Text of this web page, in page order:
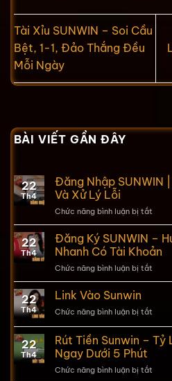
Tài Xỉu SUNWIN – Soi Cầu
Bệt, 1-1, Đảo Thắng Đều
Mỗi Ngày
BÀI VIẾT GẦN ĐÂY
22
Th4
Đăng Nhập SUNWIN
Và Xử Lý Lỗi
Chức năng bình luận bị tắt
Đăng
Nhập
Hướng
Truy
Lỗi
22
Th4
Đăng Ký SUNWIN –
Nhanh Có Tài Khoản
Chức năng bình luận bị tắt
Đăng
Dẫn
3
22
Th4
Link Vào Sunwin
Chức năng bình luận bị tắt
Vào
22
Th4
Rút Tiền Sunwin – Tỷ
Ngay Dưới 5 Phút
Chức năng bình luận bị tắt